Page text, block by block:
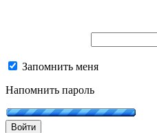
Запомнить меня
Напомнить пароль
Войти